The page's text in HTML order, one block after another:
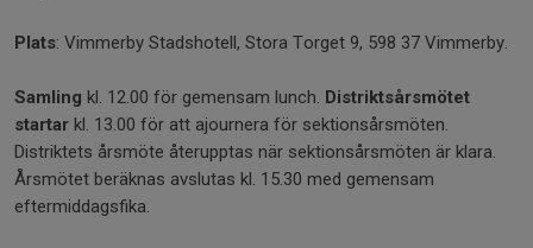
Plats: Vimmerby Stadshotell, Stora Torget 9, 598 37 Vimmerby.
Samling kl. 12.00 för gemensam lunch. Distriktsårsmötet
startar kl. 13.00 för att ajournera för sektionsårsmöten.
Distriktets årsmöte återupptas när sektionsårsmöten är klara.
Årsmötet beräknas avslutas kl. 15.30 med gemensam
eftermiddagsfika.